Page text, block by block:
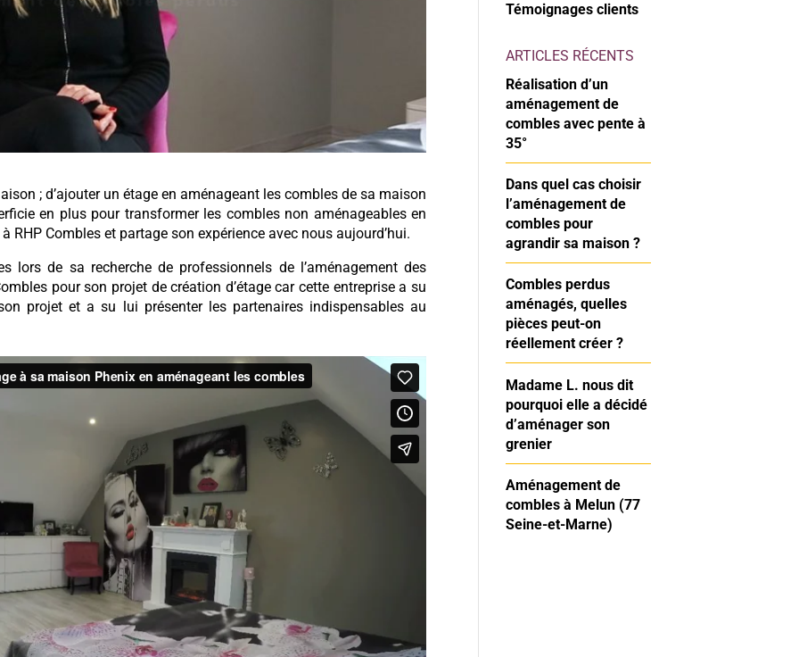
; d’ajouter un étage en aménageant les combles de sa maison
en plus pour transformer les combles non aménageables en
RHP Combles et partage son expérience avec nous aujourd’hui.
lors de sa recherche de professionnels de l’aménagement des
pour son projet de création d’étage car cette entreprise a su
projet et a su lui présenter les partenaires indispensables au
Témoignages clients
ARTICLES RÉCENTS
Réalisation d’un
aménagement de
combles avec pente à
35°
Dans quel cas choisir
l’aménagement de
combles pour
agrandir sa maison ?
Combles perdus
aménagés, quelles
pièces peut-on
réellement créer ?
Madame L. nous dit
pourquoi elle a décidé
d’aménager son
grenier
Aménagement de
combles à Melun (77
Seine-et-Marne)